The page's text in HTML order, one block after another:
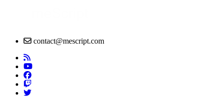
contact@mescript.com